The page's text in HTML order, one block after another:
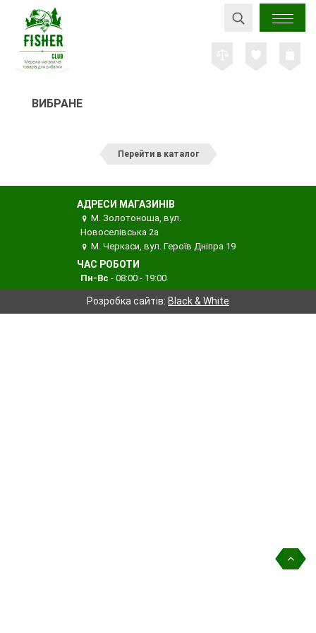
ВИБРАНЕ
Перейти в каталог
АДРЕСИ МАГАЗИНІВ
М. Золотоноша, вул.
Новоселівська 2а
М. Черкаси, вул. Героїв Дніпра 19
ЧАС РОБОТИ
Пн-Вс - 08:00 - 19:00
Розробка сайтів: Black & White